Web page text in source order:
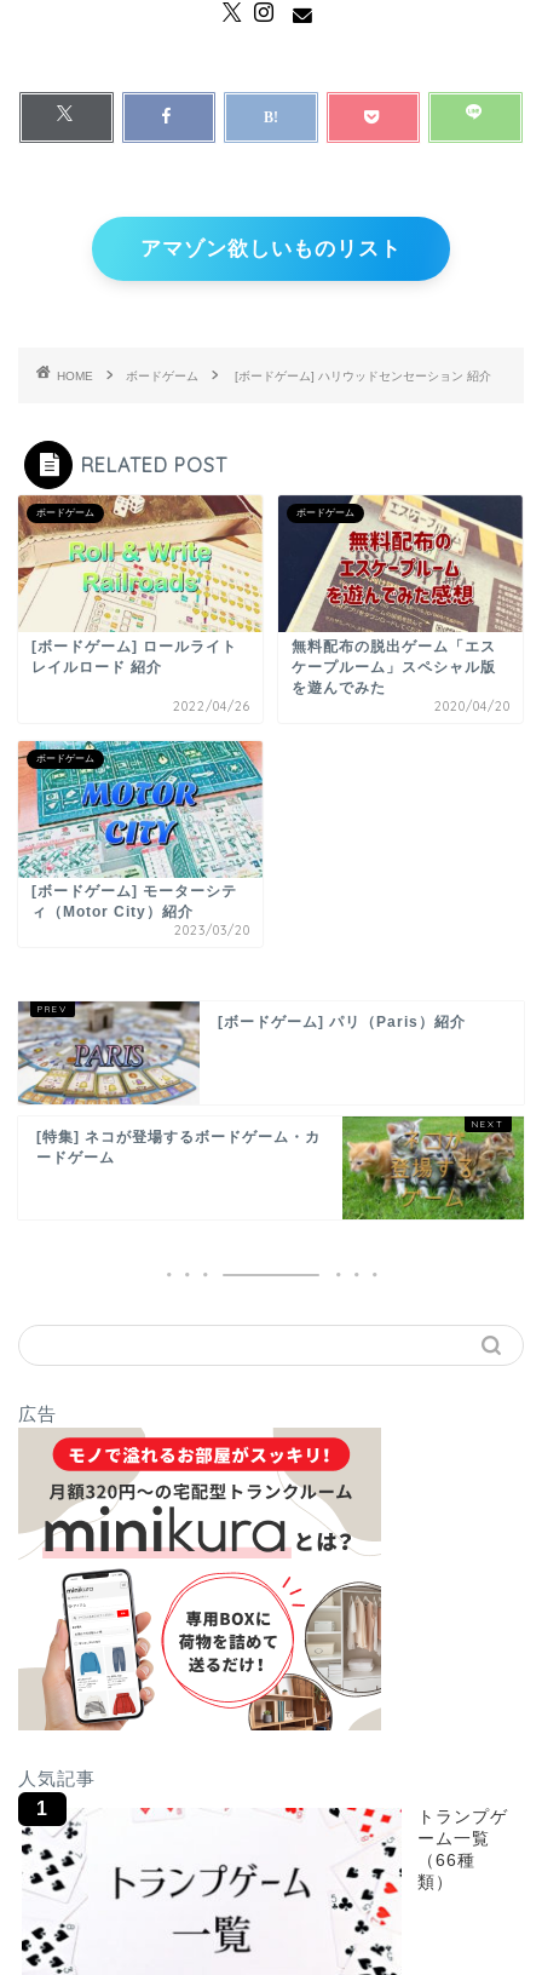
アマゾン欲しいものリスト
HOME ボードゲーム [ボードゲーム] ハリウッドセンセーション 紹介
RELATED POST
ボードゲーム
[ボードゲーム] ロールライト
レイルロード 紹介
2022/04/26
ボードゲーム
無料配布の脱出ゲーム「エス
ケープルーム」スペシャル版
を遊んでみた
2020/04/20
ボードゲーム
[ボードゲーム] モーターシテ
ィ（Motor City）紹介
2023/03/20
[ボードゲーム] パリ（Paris）紹介
[特集] ネコが登場するボードゲーム・カ
ードゲーム
広告
人気記事
トランプゲ
ーム一覧
（66種
類）